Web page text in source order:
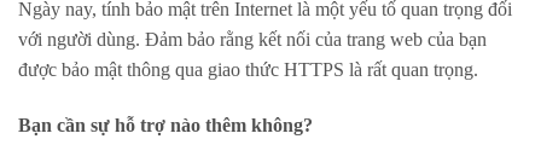
Ngày nay, tính bảo mật trên Internet là một yếu tố quan trọng đối
với người dùng. Đảm bảo rằng kết nối của trang web của bạn
được bảo mật thông qua giao thức HTTPS là rất quan trọng.
Bạn cần sự hỗ trợ nào thêm không?